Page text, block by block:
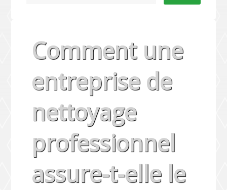
Comment une
entreprise de
nettoyage
professionnel
assure-t-elle le